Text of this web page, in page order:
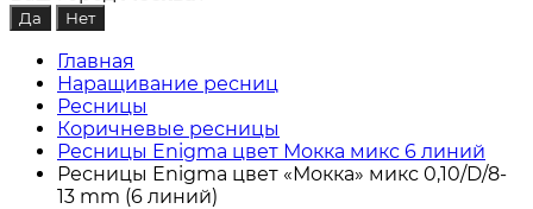
Главная
Наращивание ресниц
Ресницы
Коричневые ресницы
Ресницы Enigma цвет Мокка микс 6 линий
Ресницы Enigma цвет «Мокка» микс 0,10/D/8-
13 mm (6 линий)